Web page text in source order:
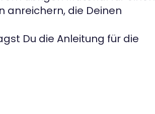
anreichern, die Deinen
Du die Anleitung für die